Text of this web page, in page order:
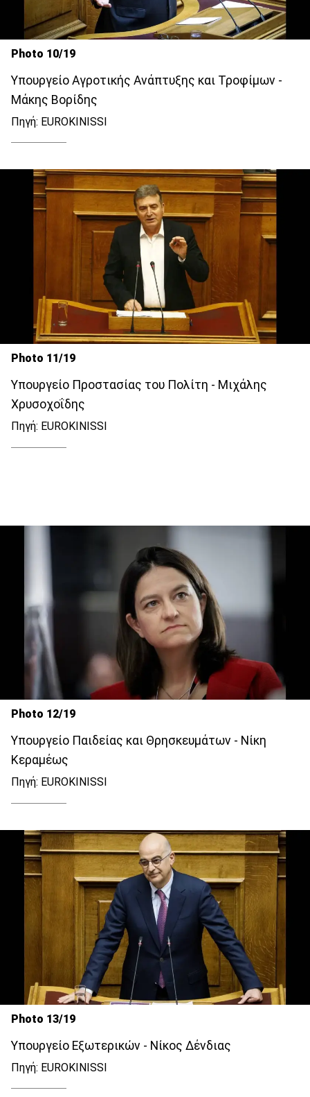
Photo 10/19
Υπουργείο Αγροτικής Ανάπτυξης και Τροφίμων -
Μάκης Βορίδης
Πηγή: EUROKINISSI
Photo 11/19
Υπουργείο Προστασίας του Πολίτη - Μιχάλης
Χρυσοχοΐδης
Πηγή: EUROKINISSI
Photo 12/19
Υπουργείο Παιδείας και Θρησκευμάτων - Νίκη
Κεραμέως
Πηγή: EUROKINISSI
Photo 13/19
Υπουργείο Εξωτερικών - Νίκος Δένδιας
Πηγή: EUROKINISSI